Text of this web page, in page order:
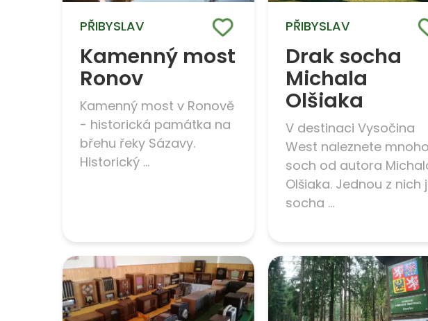
PŘIBYSLAV
Kamenný most
Ronov
Kamenný most v Ronově
- historická památka na
břehu řeky Sázavy.
Historický ...
PŘIBYSLAV
Drak socha
Michala
Olšiaka
V destinaci Vysočina
West naleznete mnoho
soch od autora
Olšiaka. Jednou z nich
socha ...